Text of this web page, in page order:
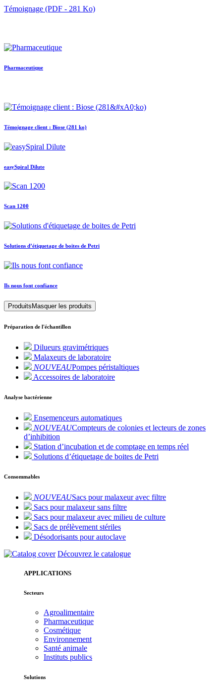
Témoignage (PDF - 281 Ko)
Pharmaceutique
Témoignage client : Biose (281 ko)
easySpiral Dilute
Scan 1200
Solutions d’étiquetage de boites de Petri
Ils nous font confiance
Produits Masquer les produits
Préparation de l'échantillon
Dilueurs gravimétriques
Malaxeurs de laboratoire
NOUVEAUPompes péristaltiques
Accessoires de laboratoire
Analyse bactérienne
Ensemenceurs automatiques
NOUVEAUCompteurs de colonies et lecteurs de zones
d’inhibition
Station d’incubation et de comptage en temps réel
Solutions d’étiquetage de boites de Petri
Consommables
NOUVEAUSacs pour malaxeur avec filtre
Sacs pour malaxeur sans filtre
Sacs pour malaxeur avec milieu de culture
Sacs de prélèvement stériles
Désodorisants pour autoclave
Découvrez le catalogue
APPLICATIONS
Secteurs
Agroalimentaire
Pharmaceutique
Cosmétique
Environnement
Santé animale
Instituts publics
Solutions